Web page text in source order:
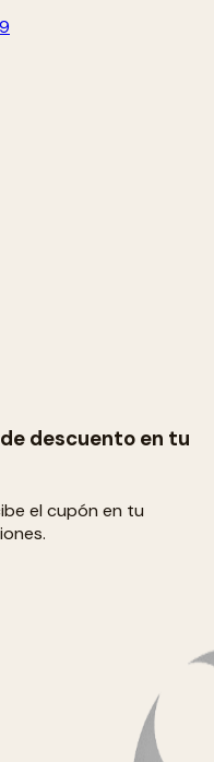
descuento en tu
el cupón en tu